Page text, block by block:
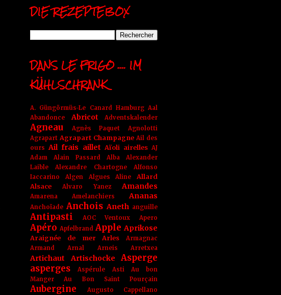
DIE REZEPTEBOX
DANS LE FRIGO .... IM
KÜHLSCHRANK
A. Güngörmüs-Le Canard Hamburg Aal
Abandonce
Abricot Adventskalender
Agneau Agnès Paquet
Agnolotti
Agrapart Agrapart Champagne Ail des
ours Ail frais aillet Aïoli airelles AJ
Adam
Alain Passard Alba
Alexander
Laible
Alexandre Chartogne
Alfonso
Iaccarino
Algen Algues Aline
Allard
Alsace
Alvaro Yanez Amandes
Amarena Amelanchiers Ananas
Anchoïade Anchois Aneth anguille
Antipasti AOC Ventoux Apero
Apéro Apfelbrand Apple Aprikose
Araignée de mer Arles
Armagnac
Armand Arnal
Arneis Arretxea
Artichaut Artischocke
Asperge
asperges
Aspérule Asti
Au bon
Manger
Au Bon Saint Pourçain
Aubergine
Augusto Cappellano